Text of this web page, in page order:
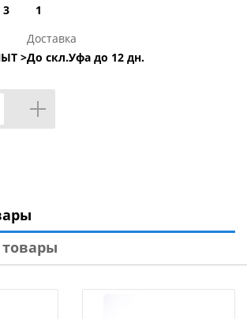
3
1
>
Доставка
До скл.Уфа до 12 дн.